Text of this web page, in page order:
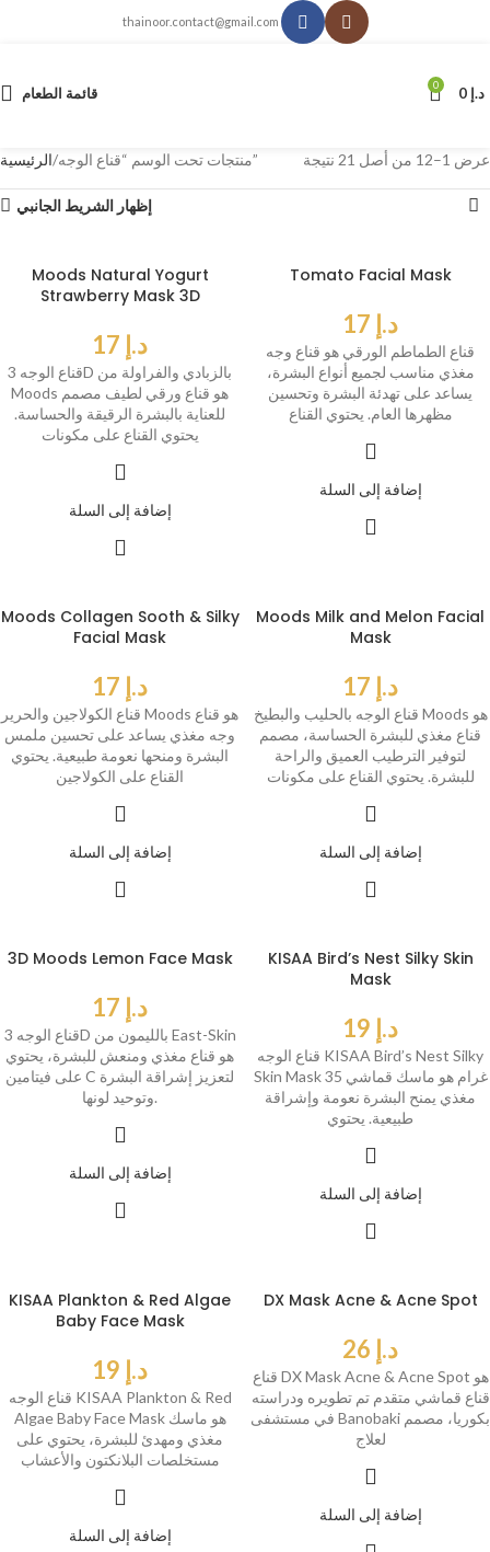
thainoor.contact@gmail.com
قائمة الطعام 0 د.إ
الرئيسية منتجات تحت الوسم “قناع الوجه” عرض 1–12 من أصل 21 نتيجة
إظهار الشريط الجانبي
Moods Natural Yogurt
Strawberry Mask 3D
د.إ
قناع الوجه 3D بالزبادي والفراولة من
Moods هو قناع ورقي لطيف مصمم
للعناية بالبشرة الرقيقة والحساسة.
يحتوي القناع على مكونات
إضافة إلى السلة
Tomato Facial Mask
د.إ
قناع الطماطم الورقي هو قناع وجه
مغذي مناسب لجميع أنواع البشرة،
يساعد على تهدئة البشرة وتحسين
مظهرها العام. يحتوي القناع
إضافة إلى السلة
Moods Collagen Sooth & Silky
Facial Mask
د.إ
قناع الكولاجين والحرير Moods هو قناع
وجه مغذي يساعد على تحسين ملمس
البشرة ومنحها نعومة طبيعية. يحتوي
القناع على الكولاجين
إضافة إلى السلة
Moods Milk and Melon Facial
Mask
د.إ
قناع الوجه بالحليب والبطيخ Moods هو
قناع مغذي للبشرة الحساسة، مصمم
لتوفير الترطيب العميق والراحة
للبشرة. يحتوي القناع على مكونات
إضافة إلى السلة
3D Moods Lemon Face Mask
د.إ
قناع الوجه 3D بالليمون من East-Skin
هو قناع مغذي ومنعش للبشرة، يحتوي
على فيتامين C لتعزيز إشراقة البشرة
وتوحيد لونها.
إضافة إلى السلة
KISAA Bird’s Nest Silky Skin
Mask
د.إ
قناع الوجه KISAA Bird’s Nest Silky
Skin Mask 35 غرام هو ماسك قماشي
مغذي يمنح البشرة نعومة وإشراقة
طبيعية. يحتوي
إضافة إلى السلة
KISAA Plankton & Red Algae
Baby Face Mask
د.إ
قناع الوجه KISAA Plankton & Red
Algae Baby Face Mask هو ماسك
مغذي ومهدئ للبشرة، يحتوي على
مستخلصات البلانكتون والأعشاب
إضافة إلى السلة
DX Mask Acne & Acne Spot
د.إ
قناع DX Mask Acne & Acne Spot هو
قناع قماشي متقدم تم تطويره ودراسته
في مستشفى Banobaki بكوريا، مصمم
لعلاج
إضافة إلى السلة